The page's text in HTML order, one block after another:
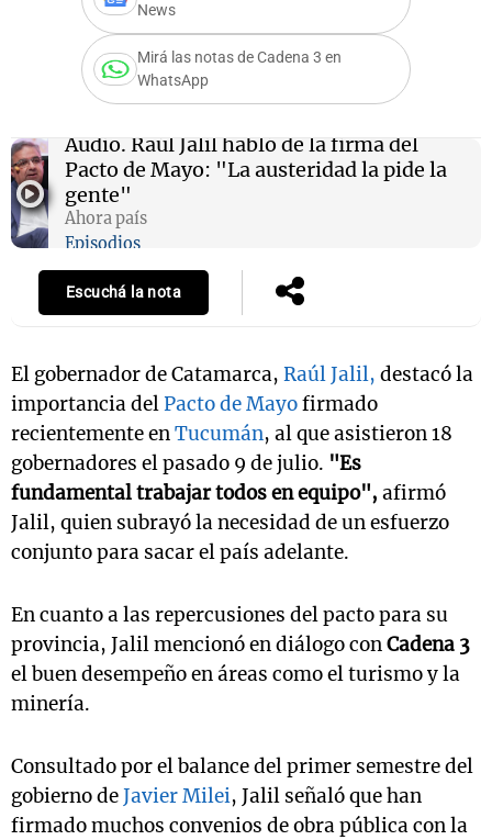
News
Mirá las notas de Cadena 3 en
WhatsApp
Audio. Raúl Jalil habló de la firma del
Pacto de Mayo: "La austeridad la pide la
gente"
Ahora país
Episodios
Escuchá la nota
El gobernador de Catamarca, Raúl Jalil, destacó la
importancia delPacto de Mayofirmado
recientemente enTucumán, al que asistieron 18
gobernadores el pasado 9 de julio. "Es
fundamental trabajar todos en equipo", afirmó
Jalil, quien subrayó la necesidad de un esfuerzo
conjunto para sacar el país adelante.
En cuanto a las repercusiones del pacto para su
provincia, Jalil mencionó en diálogo conCadena 3
el buen desempeño en áreas como el turismo y la
minería.
Consultado por el balance del primer semestre del
gobierno deJavier Milei, Jalil señaló que han
firmado muchos convenios de obra pública con la